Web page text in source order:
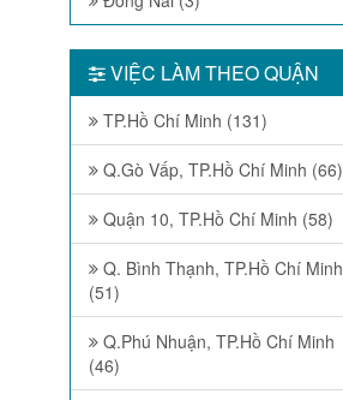
VIỆC LÀM THEO QUẬN
TP.Hồ Chí Minh (131)
Q.Gò Vấp, TP.Hồ Chí Minh (66)
Quận 10, TP.Hồ Chí Minh (58)
Q. Bình Thạnh, TP.Hồ Chí Minh
(51)
Q.Phú Nhuận, TP.Hồ Chí Minh
(46)